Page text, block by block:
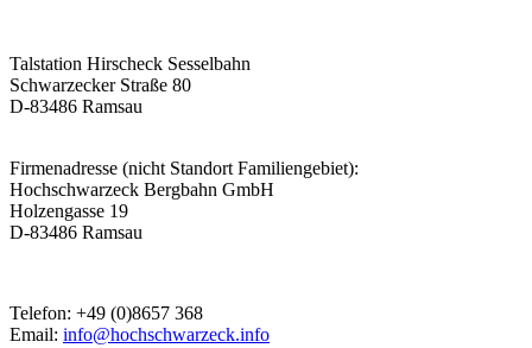
Talstation Hirscheck Sesselbahn
Schwarzecker Straße 80
D-83486 Ramsau
Firmenadresse (nicht Standort Familiengebiet):
Hochschwarzeck Bergbahn GmbH
Holzengasse 19
D-83486 Ramsau
Telefon: +49 (0)8657 368
Email: info@hochschwarzeck.info